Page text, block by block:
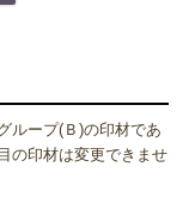
沢が蘇ります。
心
ループ(Ｂ)の印材であ
の印材は変更できませ